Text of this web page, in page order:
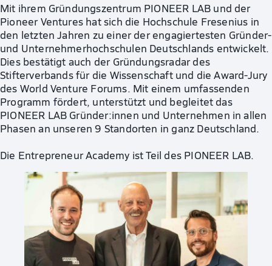
Mit ihrem Gründungszentrum PIONEER LAB und der
Pioneer Ventures hat sich die Hochschule Fresenius in
den letzten Jahren zu einer der engagiertesten Gründer-
und Unternehmerhochschulen Deutschlands entwickelt.
Dies bestätigt auch der Gründungsradar des
Stifterverbands für die Wissenschaft und die Award-Jury
des World Venture Forums. Mit einem umfassenden
Programm fördert, unterstützt und begleitet das
PIONEER LAB Gründer:innen und Unternehmen in allen
Phasen an unseren 9 Standorten in ganz Deutschland.
Die Entrepreneur Academy ist Teil des PIONEER LAB.